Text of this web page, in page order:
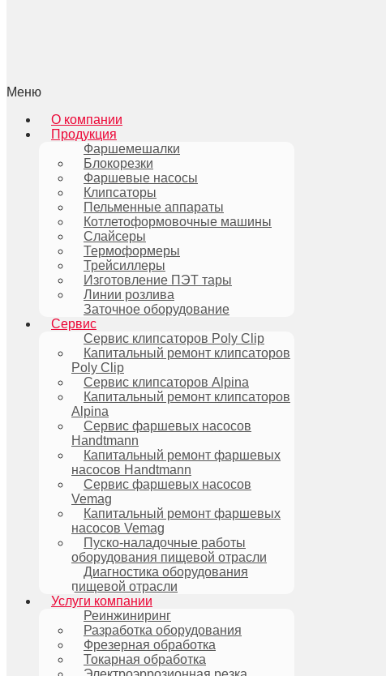
Меню
О компании
Продукция
Фаршемешалки
Блокорезки
Фаршевые насосы
Клипсаторы
Пельменные аппараты
Котлетоформовочные машины
Слайсеры
Термоформеры
Трейсиллеры
Изготовление ПЭТ тары
Линии розлива
Заточное оборудование
Сервис
Сервис клипсаторов Poly Clip
Капитальный ремонт клипсаторов
Poly Clip
Сервис клипсаторов Alpina
Капитальный ремонт клипсаторов
Alpina
Сервис фаршевых насосов
Handtmann
Капитальный ремонт фаршевых
насосов Handtmann
Сервис фаршевых насосов
Vemag
Капитальный ремонт фаршевых
насосов Vemag
Пуско-наладочные работы
оборудования пищевой отрасли
Диагностика оборудования
пищевой отрасли
Услуги компании
Реинжиниринг
Разработка оборудования
Фрезерная обработка
Токарная обработка